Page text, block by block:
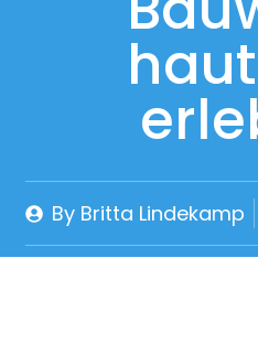
By Britta Lindekamp